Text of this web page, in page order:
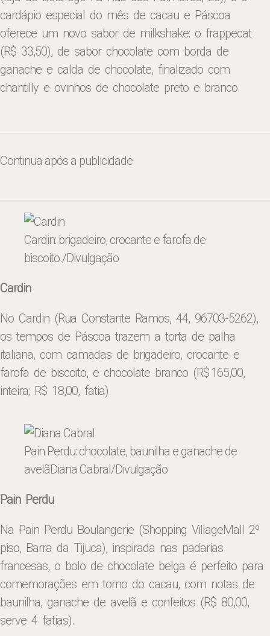
cardápio especial do mês de cacau e Páscoa
oferece um novo sabor de milkshake: o frappecat
(R$ 33,50), de sabor chocolate com borda de
ganache e calda de chocolate, finalizado com
chantilly e ovinhos de chocolate preto e branco.
Continua após a publicidade
Cardin: brigadeiro, crocante e farofa de
biscoito./Divulgação
Cardin
No Cardin (Rua Constante Ramos, 44, 96703-5262),
os tempos de Páscoa trazem a torta de palha
italiana, com camadas de brigadeiro, crocante e
farofa de biscoito, e chocolate branco (R$ 165,00,
inteira; R$ 18,00, fatia).
Pain Perdu: chocolate, baunilha e ganache de
avelãDiana Cabral/Divulgação
Pain Perdu
Na Pain Perdu Boulangerie (Shopping VillageMall 2º
piso, Barra da Tijuca), inspirada nas padarias
francesas, o bolo de chocolate belga é perfeito para
comemorações em torno do cacau, com notas de
baunilha, ganache de avelã e confeitos (R$ 80,00,
serve 4 fatias).